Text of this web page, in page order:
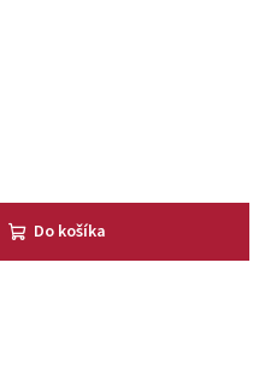
Do košíka